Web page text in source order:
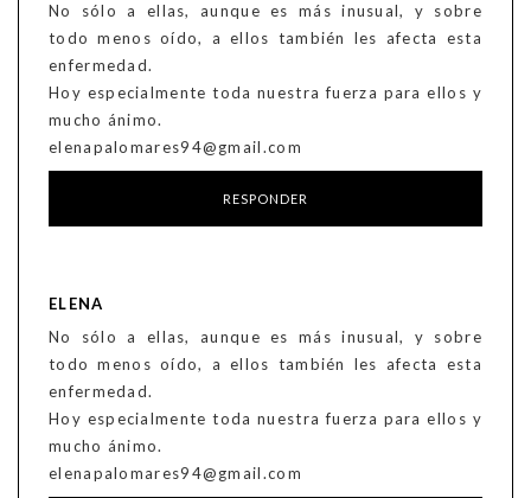
No sólo a ellas, aunque es más inusual, y sobre
todo menos oído, a ellos también les afecta esta
enfermedad.
Hoy especialmente toda nuestra fuerza para ellos y
mucho ánimo.
elenapalomares94@gmail.com
RESPONDER
ELENA
No sólo a ellas, aunque es más inusual, y sobre
todo menos oído, a ellos también les afecta esta
enfermedad.
Hoy especialmente toda nuestra fuerza para ellos y
mucho ánimo.
elenapalomares94@gmail.com